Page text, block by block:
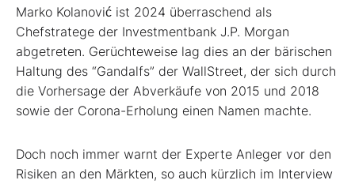
Marko Kolanović ist 2024 überraschend als
Chefstratege der Investmentbank J.P. Morgan
abgetreten. Gerüchteweise lag dies an der bärischen
Haltung des “Gandalfs” der WallStreet, der sich durch
die Vorhersage der Abverkäufe von 2015 und 2018
sowie der Corona-Erholung einen Namen machte.
Doch noch immer warnt der Experte Anleger vor den
Risiken an den Märkten, so auch kürzlich im Interview